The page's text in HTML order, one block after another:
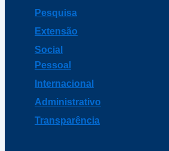
Pesquisa
Extensão
Social
Pessoal
Internacional
Administrativo
Transparência